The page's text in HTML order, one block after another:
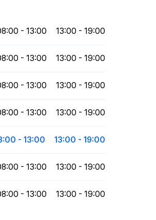
- 13:00 13:00 - 19:00
- 13:00 13:00 - 19:00
- 13:00 13:00 - 19:00
- 13:00 13:00 - 19:00
- 13:00 13:00 - 19:00
- 13:00 13:00 - 19:00
- 13:00 13:00 - 19:00